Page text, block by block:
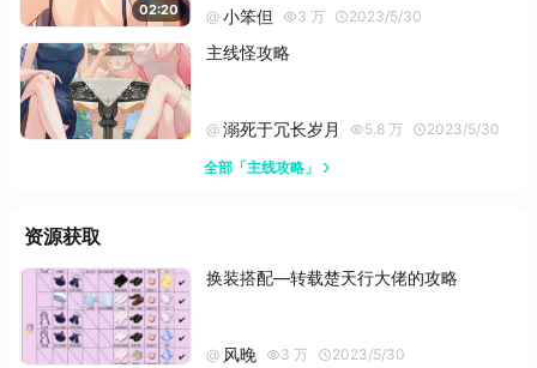
02:20 @ 小笨但 3 万 2023/5/30
主线怪攻略
@ 溺死于冗长岁月 5.8 万 2023/5/30
全部「主线攻略」
资源获取
换装搭配—转载楚天行大佬的攻略
@ 风晚 3 万 2023/5/30